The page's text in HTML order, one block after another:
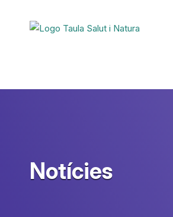
Taula Salut I Natura
Notícies